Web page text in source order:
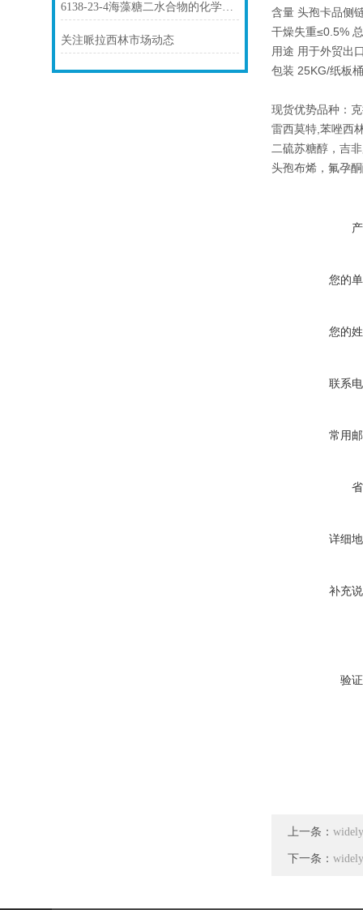
6138-23-4海藻糖二水合物的化学性质及其应用
关注哌拉西林市场动态
含量 头孢卡品侧
干燥失重≤0.5%
用途 用于外贸出
包装 25KG/纸板
现货优势品种：
雷西莫特,苯唑西
二硫苏糖醇，吉
头孢布烯，氟孕
您的
您的
联系
常用
详细
补充
验
上一条：
下一条：